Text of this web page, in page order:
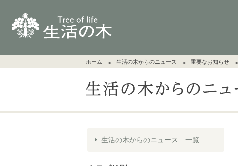
ホーム 生活の木からのニュース 重要なお知らせ
生活の木からのニュース 一覧